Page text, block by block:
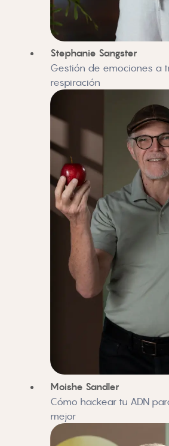
Stephanie Sangster
Gestión de emociones a
respiración
Moishe Sandler
Cómo hackear tu ADN
mejor